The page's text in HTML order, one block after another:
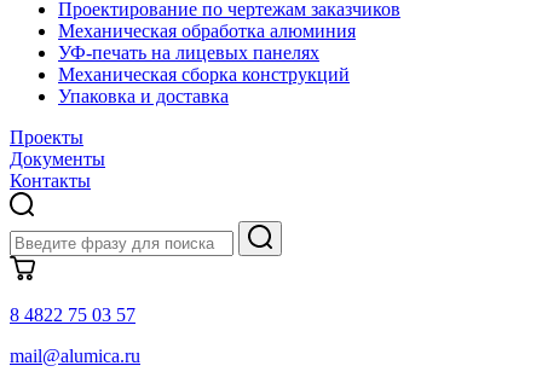
Проектирование по чертежам заказчиков
Механическая обработка алюминия
УФ-печать на лицевых панелях
Механическая сборка конструкций
Упаковка и доставка
Проекты
Документы
Контакты
8 4822 75 03 57
mail@alumica.ru